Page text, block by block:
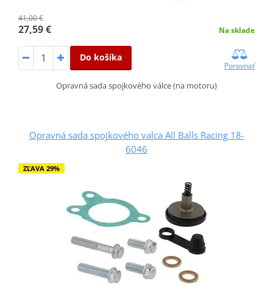
41,00 €
27,59 € Na sklade
Do košíka
Porovnať
Opravná sada spojkového válce (na motoru)
Opravná sada spojkového valca All Balls Racing 18-
6046
ZĽAVA 29%